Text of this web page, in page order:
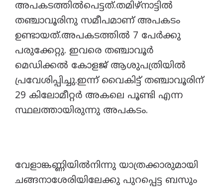
അപകടത്തിൽപെട്ടത്.തമിഴ്നാട്ടിൽ
തഞ്ചാവൂരിനു സമീപമാണ് അപകടം
ഉണ്ടായത്.അപകടത്തിൽ 7 പേർക്കു
പരുക്കേറ്റു. ഇവരെ തഞ്ചാവൂർ
മെഡിക്കൽ കോളജ് ആശുപത്രിയിൽ
പ്രവേശിപ്പിച്ചു.ഇന്ന് വൈകിട്ട് തഞ്ചാവൂരിന്
29 കിലോമീറ്റർ അകലെ പൂണ്ടി എന്ന
സ്ഥലത്തായിരുന്നു അപകടം.
വേളാങ്കണ്ണിയിൽനിന്നു യാത്രക്കാരുമായി
ചങ്ങനാശേരിയിലേക്കു പുറപ്പെട്ട ബസും